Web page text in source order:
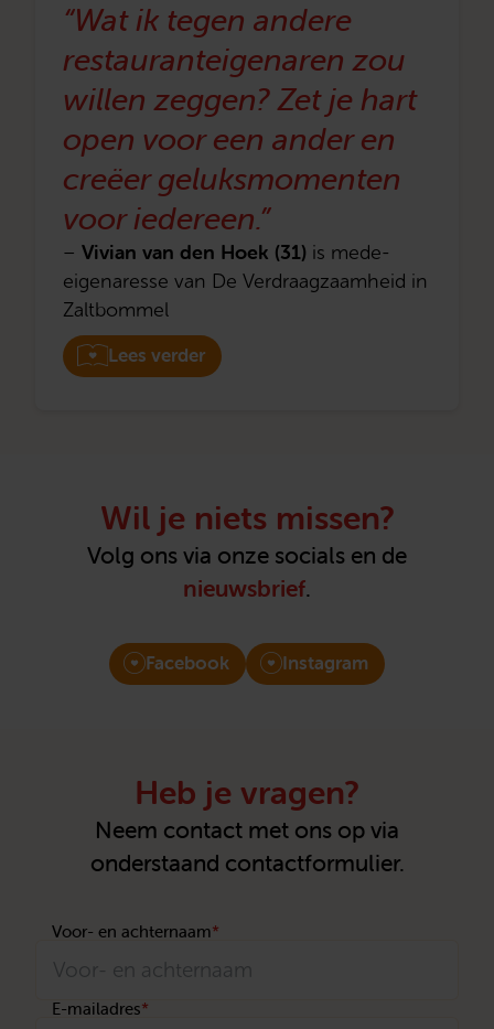
“Wat ik tegen andere
restauranteigenaren zou
willen zeggen? Zet je hart
open voor een ander en
creëer geluksmomenten
voor iedereen.”
– Vivian van den Hoek (31) is mede-
eigenaresse van De Verdraagzaamheid in
Zaltbommel
Lees verder
Wil je niets missen?
Volg ons via onze socials en de
nieuwsbrief.
Facebook Instagram
Heb je vragen?
Neem contact met ons op via
onderstaand contactformulier.
Voor- en achternaam*
E-mailadres*